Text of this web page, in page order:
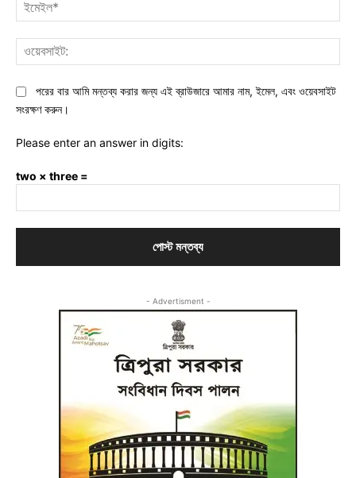
পরের বার আমি মন্তব্য করার জন্য এই ব্রাউজারে আমার নাম, ইমেল, এবং ওয়েবসাইট
সংরক্ষণ করুন।
Please enter an answer in digits:
two × three =
- Advertisment -